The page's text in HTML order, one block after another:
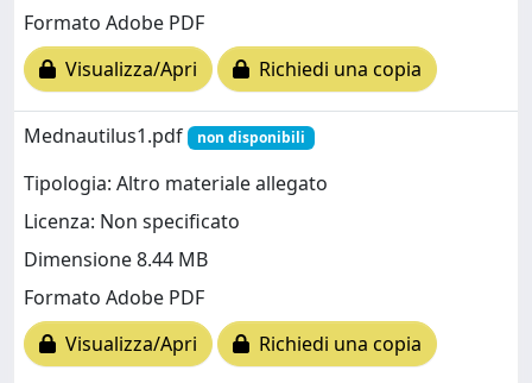
Formato Adobe PDF
Visualizza/Apri
Richiedi una copia
Mednautilus1.pdf non disponibili
Tipologia: Altro materiale allegato
Licenza: Non specificato
Dimensione 8.44 MB
Formato Adobe PDF
Visualizza/Apri
Richiedi una copia